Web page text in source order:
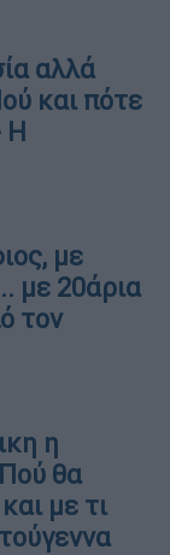
αλλά
και πότε
Η
με
με 20άρια
τον
η
θα
με τι